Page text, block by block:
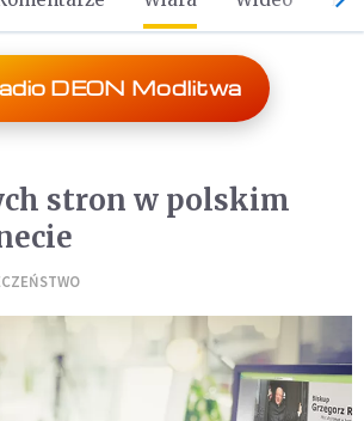
DEON Modlitwa
stron w polskim